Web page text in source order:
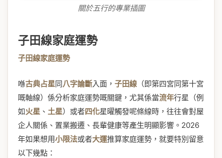
關於五行的專業插圖
子田線家庭運勢
子田線家庭運勢
喺古典占星同八字論斷入面， 子田線 （即第四宮同第十宮
嘅軸線）係分析家庭運勢嘅關鍵，尤其係當流年行星（例
如火星 、 土星）或者四化星曜觸發呢條線時，往往會對屋
企人關係、置業搬遷、長輩健康等產生明顯影響。2026
年如果想用小限法或者大運推算家庭運勢，就要特別留意
以下幾點：